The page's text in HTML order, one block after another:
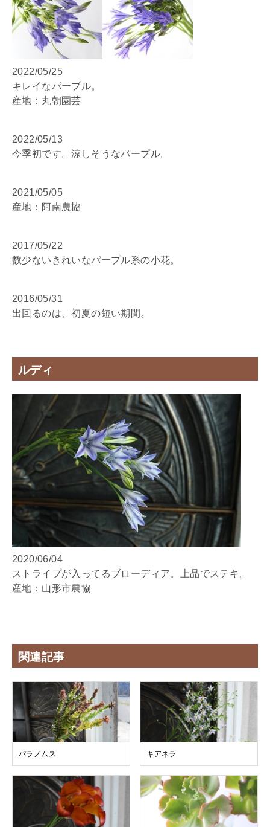
2022/05/25
キレイなパープル。
産地：丸朝園芸
2022/05/13
今季初です。涼しそうなパープル。
2021/05/05
産地：阿南農協
2017/05/22
数少ないきれいなパープル系の小花。
2016/05/31
出回るのは、初夏の短い期間。
ルディ
2020/06/04
ストライプが入ってるブローディア。上品でステキ。
産地：山形市農協
関連記事
パラノムス キアネラ